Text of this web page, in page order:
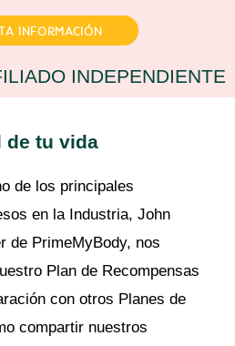
INFORMACIÓN
INDEPENDIENTE
de tu vida
de los principales
en la Industria, John
de PrimeMyBody, nos
Plan de Recompensas
con otros Planes de
compartir nuestros